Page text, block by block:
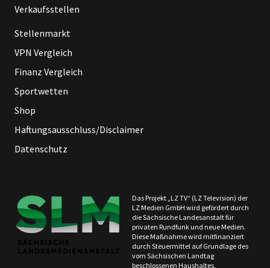
Verkaufsstellen
Stellenmarkt
VPN Vergleich
Finanz Vergleich
Sportwetten
Shop
Haftungsausschluss/Disclaimer
Datenschutz
Das Projekt „LZ TV“ (LZ Television) der
LZ Medien GmbH wird gefördert durch
die Sächsische Landesanstalt für
privaten Rundfunk und neue Medien.
Diese Maßnahme wird mitfinanziert
durch Steuermittel auf Grundlage des
vom Sächsischen Landtag
beschlossenen Haushaltes.